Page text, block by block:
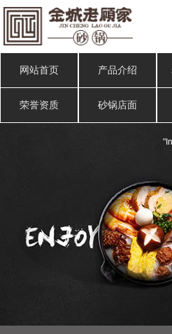
网站首页 产品介绍
荣誉资质 砂锅店面